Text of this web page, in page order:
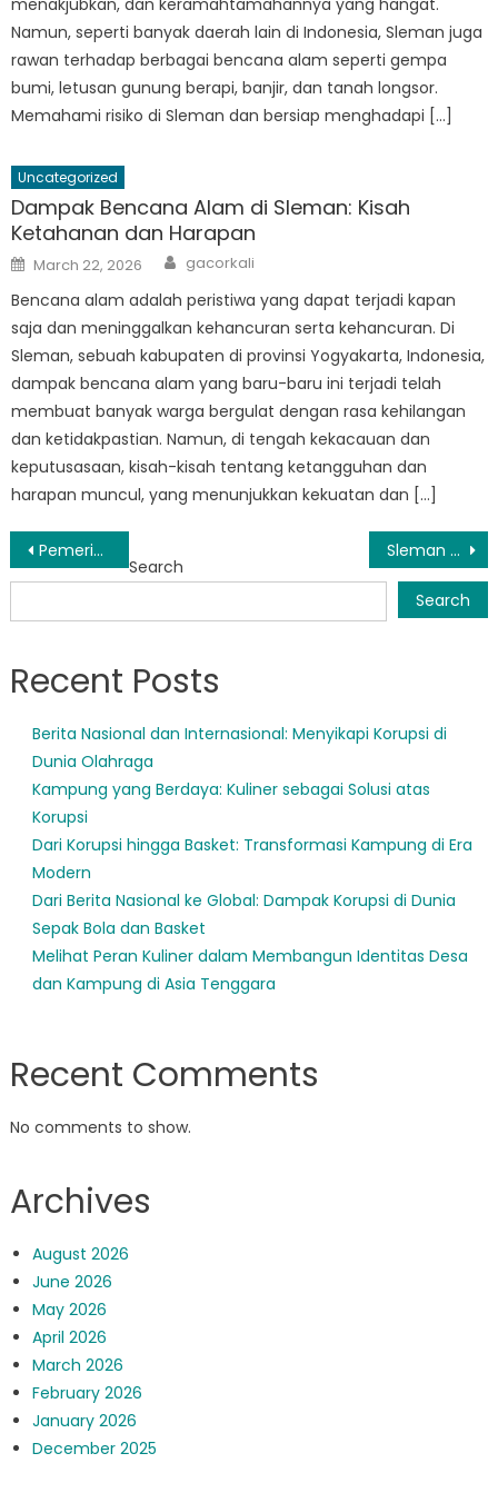
Namun, seperti banyak daerah lain di Indonesia, Sleman juga
rawan terhadap berbagai bencana alam seperti gempa
bumi, letusan gunung berapi, banjir, dan tanah longsor.
Memahami risiko di Sleman dan bersiap menghadapi […]
Uncategorized
Dampak Bencana Alam di Sleman: Kisah
Ketahanan dan Harapan
Posted
on
March 22, 2026 Author
gacorkali
Bencana alam adalah peristiwa yang dapat terjadi kapan
saja dan meninggalkan kehancuran serta kehancuran. Di
Sleman, sebuah kabupaten di provinsi Yogyakarta, Indonesia,
dampak bencana alam yang baru-baru ini terjadi telah
membuat banyak warga bergulat dengan rasa kehilangan
dan ketidakpastian. Namun, di tengah kekacauan dan
keputusasaan, kisah-kisah tentang ketangguhan dan
harapan muncul, yang menunjukkan kekuatan dan […]
Post
navigation
Pemerintah Sleman mengeluarkan peringatan ketika bencana alam mengancam Sleman Menetapkan Standar Bantuan dan Pemulihan Bencana yang Efektif
Search
Search
Recent Posts
Berita Nasional dan Internasional: Menyikapi Korupsi di
Dunia Olahraga
Kampung yang Berdaya: Kuliner sebagai Solusi atas
Korupsi
Dari Korupsi hingga Basket: Transformasi Kampung di Era
Modern
Dari Berita Nasional ke Global: Dampak Korupsi di Dunia
Sepak Bola dan Basket
Melihat Peran Kuliner dalam Membangun Identitas Desa
dan Kampung di Asia Tenggara
Recent Comments
No comments to show.
Archives
August 2026
June 2026
May 2026
April 2026
March 2026
February 2026
January 2026
December 2025